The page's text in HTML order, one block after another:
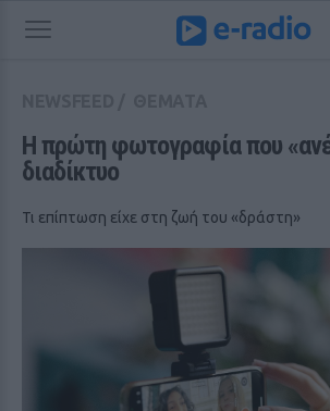
Η πρώτη φωτογραφία που
διαδίκτυο
Τι επίπτωση είχε στη ζωή του «δράστη»